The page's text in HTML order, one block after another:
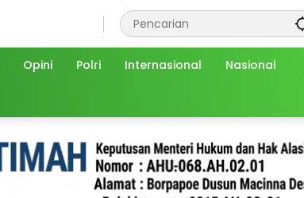
Opini Polri Internasional Nasional